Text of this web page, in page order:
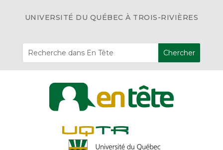
UNIVERSITÉ DU QUÉBEC À TROIS-RIVIÈRES